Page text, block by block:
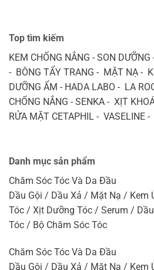
Top tìm kiếm
KEM CHỐNG NẮNG - SON
- BÔNG TẨY TRANG - MẶT NẠ -
DƯỠNG ẨM - HADA LABO - LA
CHỐNG NẮNG - SENKA - XỊT
RỬA MẶT CETAPHIL - VASELINE
Danh mục sản phẩm
Chăm Sóc Tóc Và Da Đầu
Dầu Gội / Dầu Xả / Mặt Nạ / Kem
Tóc / Xịt Dưỡng Tóc / Serum /
Tóc / Bộ Chăm Sóc Tóc
Chăm Sóc Tóc Và Da Đầu
Dầu Gội / Dầu Xả / Mặt Nạ / Kem